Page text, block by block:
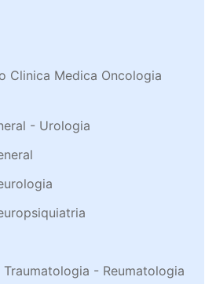
Clinica Medica Oncologia
- Urologia
- Reumatologia